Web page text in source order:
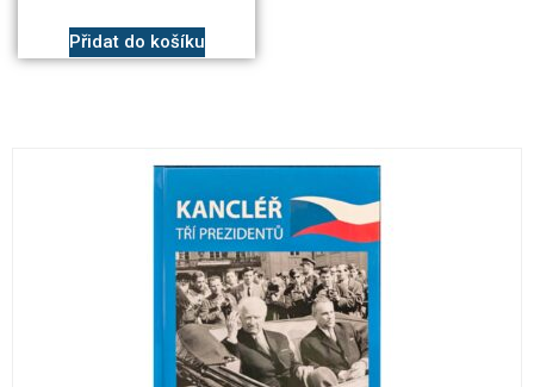
Přidat do košíku